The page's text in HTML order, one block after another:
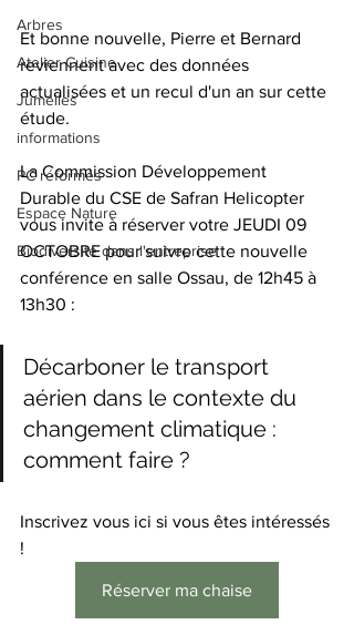
Arbres
Atelier Cuisine
Jumelles
informations
PC réformés
Espace Nature
Biodiversité dans l'entreprise
Et bonne nouvelle, Pierre et Bernard
reviennent avec des données
actualisées et un recul d'un an sur cette
étude.
La Commission Développement
Durable du CSE de Safran Helicopter
vous invite à réserver votre JEUDI 09
OCTOBRE pour suivre cette nouvelle
conférence en salle Ossau, de 12h45 à
13h30 :
Décarboner le transport
aérien dans le contexte du
changement climatique :
comment faire ?
Inscrivez vous ici si vous êtes intéressés
!
Réserver ma chaise